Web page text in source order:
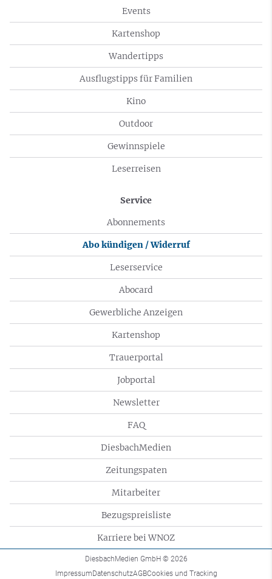
Events
Kartenshop
Wandertipps
Ausflugstipps für Familien
Kino
Outdoor
Gewinnspiele
Leserreisen
Service
Abonnements
Abo kündigen / Widerruf
Leserservice
Abocard
Gewerbliche Anzeigen
Kartenshop
Trauerportal
Jobportal
Newsletter
FAQ
DiesbachMedien
Zeitungspaten
Mitarbeiter
Bezugspreisliste
Karriere bei WNOZ
DiesbachMedien GmbH © 2026
ImpressumDatenschutzAGBCookies und Tracking